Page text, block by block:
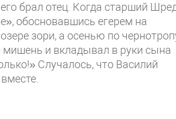
брал отец. Когда старший
обосновавшись егерем на
зори, а осенью по
мишень и вкладывал в руки сына
Случалось, что Василий